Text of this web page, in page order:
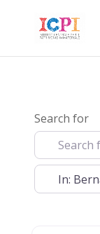
Search for
Near